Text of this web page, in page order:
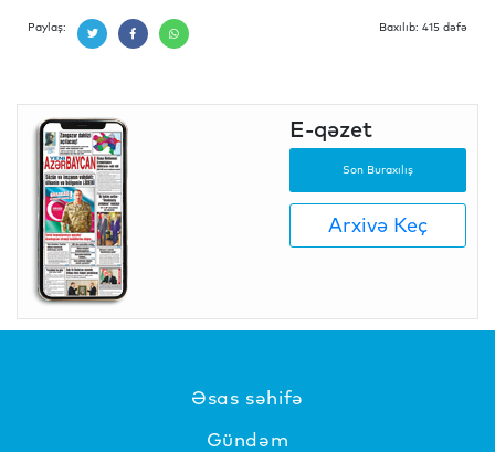
Paylaş: Baxılıb: 415 dəfə
E-qəzet
Son Buraxılış
Arxivə Keç
Əsas səhifə
Gündəm